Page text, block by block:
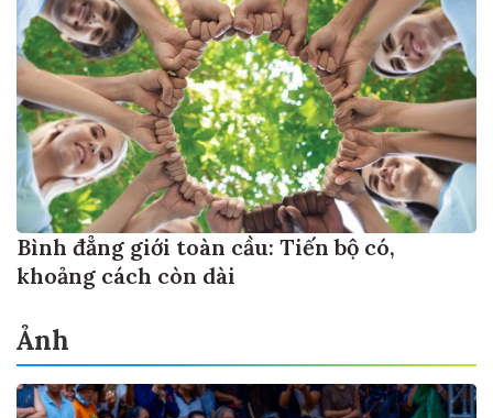
Bình đẳng giới toàn cầu: Tiến bộ có,
khoảng cách còn dài
Ảnh